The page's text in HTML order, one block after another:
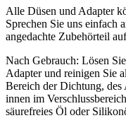
Alle Düsen und Adapter
Sprechen Sie uns einfach
angedachte Zubehörteil
Nach Gebrauch: Lösen
Adapter und reinigen Sie
Bereich der Dichtung, des
innen im
säurefreies Öl oder